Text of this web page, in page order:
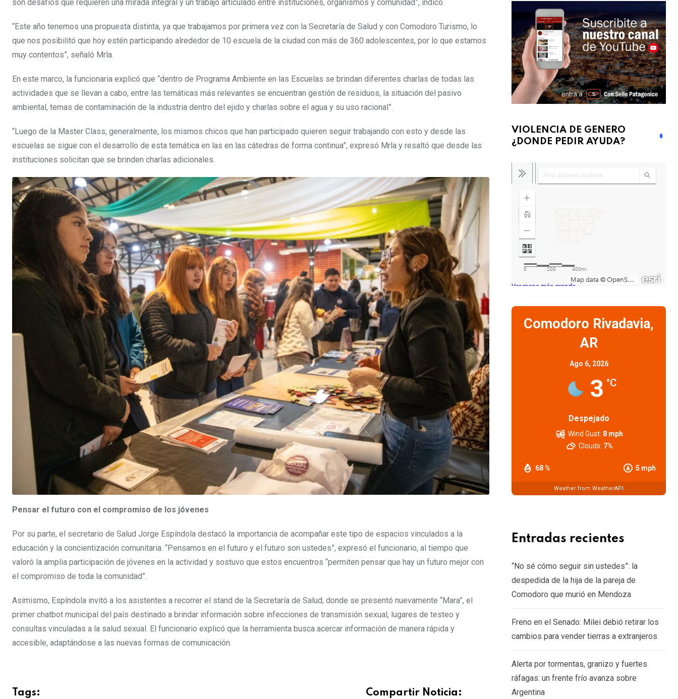
son desafíos que requieren una mirada integral y un trabajo articulado entre instituciones, organismos y comunidad”, indicó.
“Este año tenemos una propuesta distinta, ya que trabajamos por primera vez con la Secretaría de Salud y con Comodoro Turismo, lo
que nos posibilitó que hoy estén participando alrededor de 10 escuela de la ciudad con más de 360 adolescentes, por lo que estamos
muy contentos”, señaló Mrla.
En este marco, la funcionaria explicó que “dentro de Programa Ambiente en las Escuelas se brindan diferentes charlas de todas las
actividades que se llevan a cabo, entre las temáticas más relevantes se encuentran gestión de residuos, la situación del pasivo
ambiental, temas de contaminación de la industria dentro del ejido y charlas sobre el agua y su uso racional”.
“Luego de la Master Class, generalmente, los mismos chicos que han participado quieren seguir trabajando con esto y desde las
escuelas se sigue con el desarrollo de esta temática en las en las cátedras de forma continua”, expresó Mrla y resaltó que desde las
instituciones solicitan que se brinden charlas adicionales.
Pensar el futuro con el compromiso de los jóvenes
Por su parte, el secretario de Salud Jorge Espíndola destacó la importancia de acompañar este tipo de espacios vinculados a la
educación y la concientización comunitaria. “Pensamos en el futuro y el futuro son ustedes”, expresó el funcionario, al tiempo que
valoró la amplia participación de jóvenes en la actividad y sostuvo que estos encuentros “permiten pensar que hay un futuro mejor con
el compromiso de toda la comunidad”.
Asimismo, Espíndola invitó a los asistentes a recorrer el stand de la Secretaría de Salud, donde se presentó nuevamente “Mara”, el
primer chatbot municipal del país destinado a brindar información sobre infecciones de transmisión sexual, lugares de testeo y
consultas vinculadas a la salud sexual. El funcionario explicó que la herramienta busca acercar información de manera rápida y
accesible, adaptándose a las nuevas formas de comunicación.
Tags: Compartir Noticia:
VIOLENCIA DE GENERO
¿DONDE PEDIR AYUDA?
Ver mapa más grande
Comodoro Rivadavia,
AR
Ago 6, 2026
3 °C
Despejado
68 % 5 mph
Wind Gust: 8 mph
Clouds: 7%
Weather from WeatherAPI
Entradas recientes
“No sé cómo seguir sin ustedes”: la
despedida de la hija de la pareja de
Comodoro que murió en Mendoza
Freno en el Senado: Milei debió retirar los
cambios para vender tierras a extranjeros
Alerta por tormentas, granizo y fuertes
ráfagas: un frente frío avanza sobre
Argentina